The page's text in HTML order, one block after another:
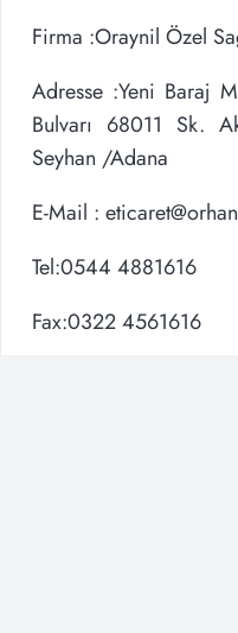
Firma :Oraynil Özel
Adresse :Yeni Baraj
Bulvarı 68011 Sk.
Seyhan /Adana
E-Mail :
Tel:0544 4881616
Fax:0322 4561616